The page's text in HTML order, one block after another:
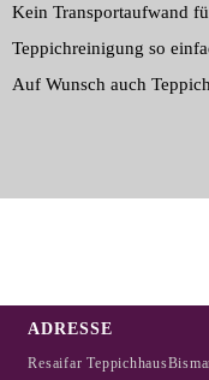
Kein Transportaufwand
Teppichreinigung so
Auf Wunsch auch
ADRESSE
Resaifar Teppichhaus